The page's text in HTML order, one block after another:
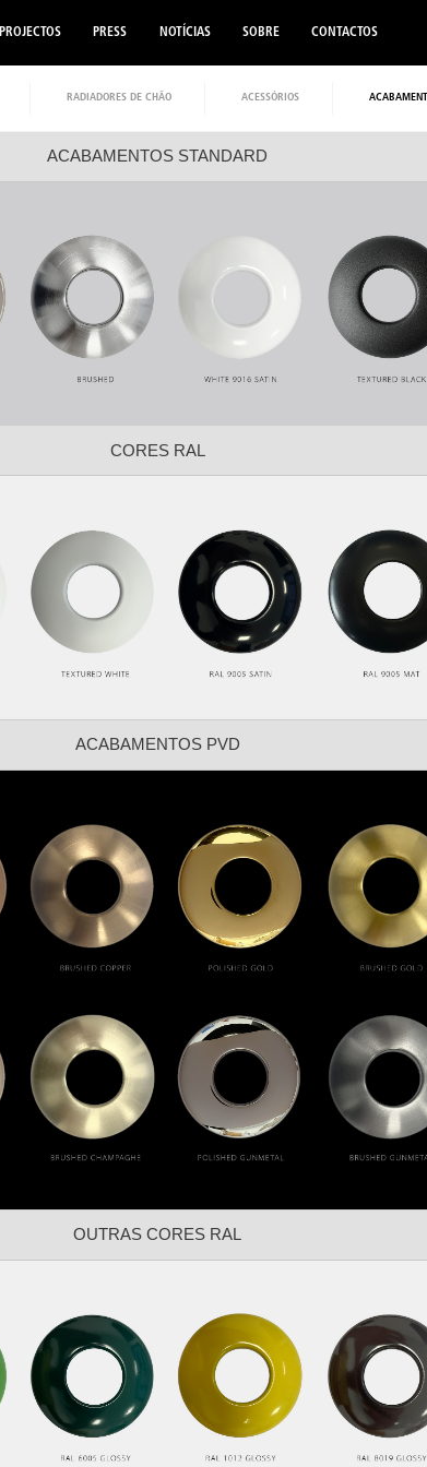
PROJECTOS PRESS NOTÍCIAS SOBRE CONTACTOS
RADIADORES DE CHÃO ACESSÓRIOS
ACABAMENTOS STANDARD
CORES RAL
ACABAMENTOS PVD
OUTRAS CORES RAL